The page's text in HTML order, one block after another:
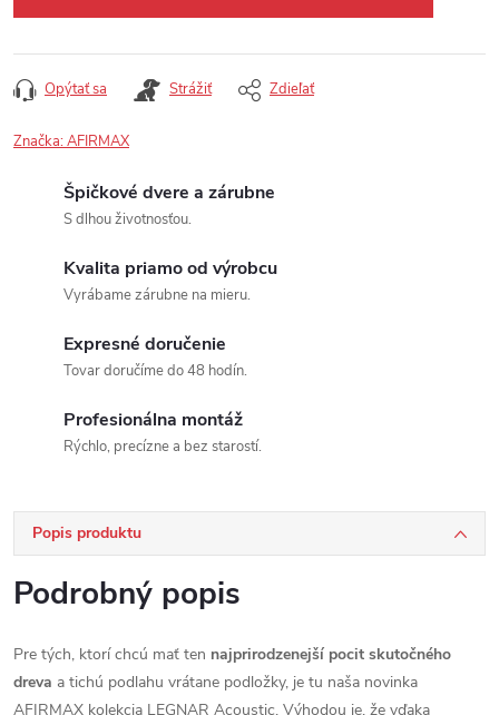
Opýtať sa Strážiť Zdieľať
Značka:AFIRMAX
Špičkové dvere a zárubne
S dlhou životnosťou.
Kvalita priamo od výrobcu
Vyrábame zárubne na mieru.
Expresné doručenie
Tovar doručíme do 48 hodín.
Profesionálna montáž
Rýchlo, precízne a bez starostí.
Popis produktu
Podrobný popis
Pre tých, ktorí chcú mať ten najprirodzenejší pocit skutočného
dreva a tichú podlahu vrátane podložky, je tu naša novinka
AFIRMAX kolekcia LEGNAR Acoustic. Výhodou je, že vďaka